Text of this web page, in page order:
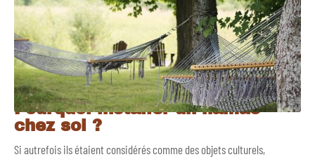
Pourquoi installer un hamac
chez soi ?
Si autrefois ils étaient considérés comme des objets culturels,